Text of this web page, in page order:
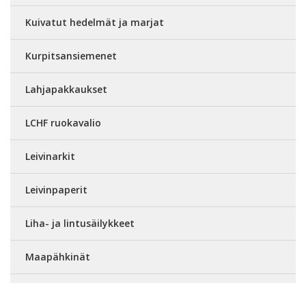
Kuivatut hedelmät ja marjat
Kurpitsansiemenet
Lahjapakkaukset
LCHF ruokavalio
Leivinarkit
Leivinpaperit
Liha- ja lintusäilykkeet
Maapähkinät